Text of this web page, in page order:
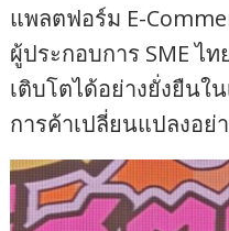
แพลตฟอร์ม E-
ผู้ประกอบการ SME ไ
เติบโตได้อย่างยั่งยืนใ
การค้าเปลี่ยนแปลงอย่